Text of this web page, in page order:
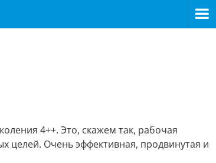
4++. Это, скажем так, рабочая
целей. Очень эффективная, продвинутая и